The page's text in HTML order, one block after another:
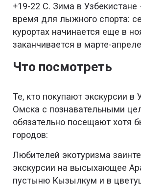
+19-22 С. Зима в Узбекистане
время для лыжного спорта:
курортах начинается еще в
заканчивается в марте-
Что посмотреть
Те, кто покупают экскурсии в
Омска с познавательными
обязательно посещают хотя
городов:
Любителей экотуризма
экскурсии на высыхающее
пустыню Кызылкум и в